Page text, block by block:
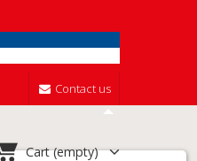
Contact us
Cart(empty)